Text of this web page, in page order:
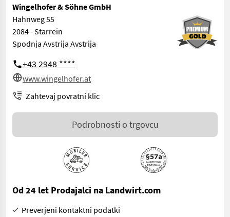
Wingelhofer & Söhne GmbH
Hahnweg 55
2084 - Starrein
Spodnja Avstrija Avstrija
+43 2948 ****
www.wingelhofer.at
Zahtevaj povratni klic
Podrobnosti o trgovcu
Od 24 let Prodajalci na Landwirt.com
Preverjeni kontaktni podatki